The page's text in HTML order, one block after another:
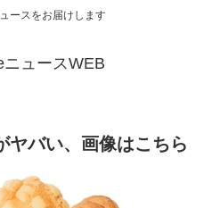
ースをお届けします
ニュースWEB
ヤバい、画像はこちら